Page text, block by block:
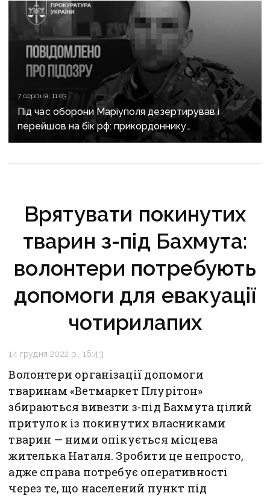
7 серпня, 11:03
Під час оборони Маріуполя дезертирував і
перейшов на бік рф: прикордоннику
з «Азовсталі» повідомили про підозру
Врятувати покинутих
тварин з-під Бахмута:
волонтери потребують
допомоги для евакуації
чотирилапих
14 грудня 2022 р., 16:43
Волонтери організації допомоги
тваринам «Ветмаркет Плурітон»
збираються вивезти з-під Бахмута цілий
притулок із покинутих власниками
тварин — ними опікується місцева
жителька Наталя. Зробити це непросто,
адже справа потребує оперативності
через те, що населений пункт під